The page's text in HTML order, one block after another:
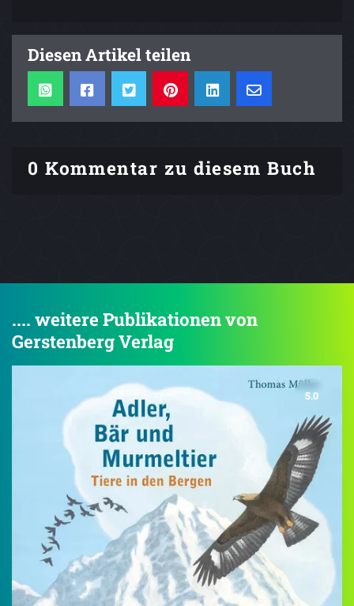
Diesen Artikel teilen
0 Kommentar zu diesem Buch
.... weitere Publikationen von
Gerstenberg Verlag
5.0